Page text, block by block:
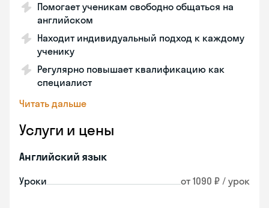
Помогает ученикам свободно общаться на
английском
Находит индивидуальный подход к каждому
ученику
Регулярно повышает квалификацию как
специалист
Читать дальше
Услуги и цены
Английский язык
Уроки от 1090 ₽ / урок